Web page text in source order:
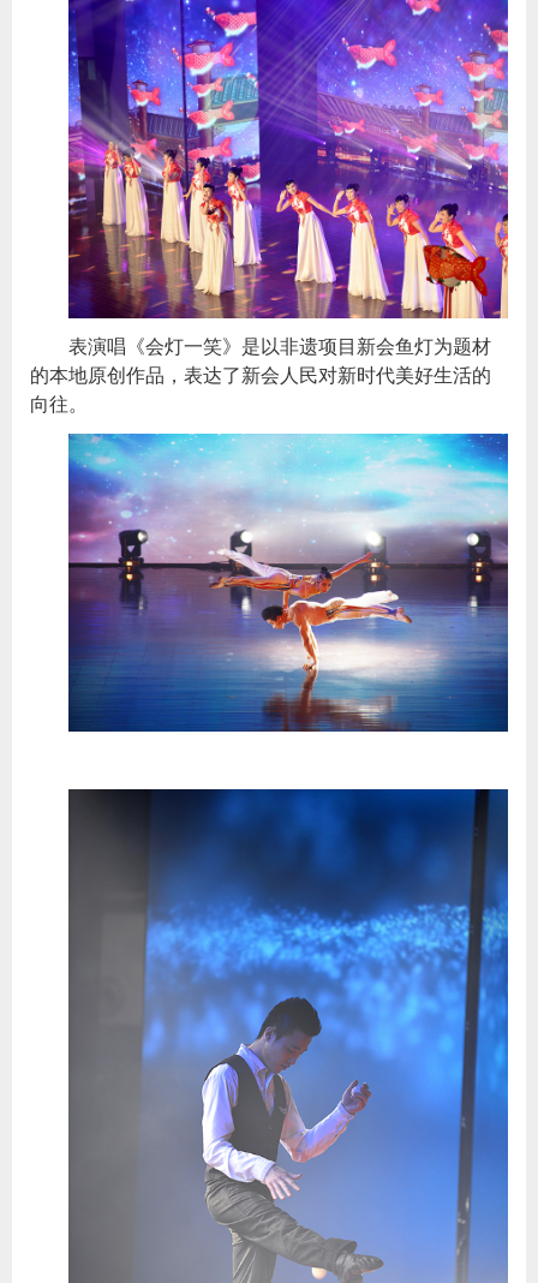
表演唱《会灯一笑》是以非遗项目新会鱼灯为题材
的本地原创作品，表达了新会人民对新时代美好生活的
向往。